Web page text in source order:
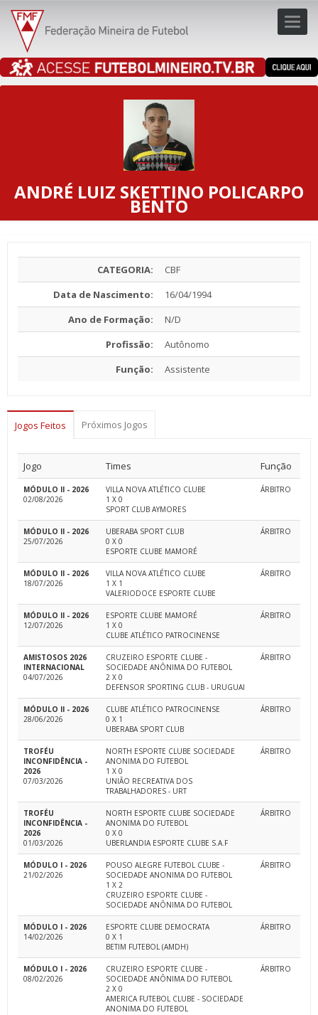
ANDRÉ LUIZ SKETTINO POLICARPO
BENTO
CATEGORIA:
CBF
Data de Nascimento:
16/04/1994
Ano de Formação:
N/D
Profissão:
Autônomo
Função:
Assistente
Jogos Feitos Próximos Jogos
Jogo Times Função
MÓDULO II - 2026
02/08/2026
VILLA NOVA ATLÉTICO CLUBE
1 X 0
SPORT CLUB AYMORES
ÁRBITRO
MÓDULO II - 2026
25/07/2026
UBERABA SPORT CLUB
0 X 0
ESPORTE CLUBE MAMORÉ
ÁRBITRO
MÓDULO II - 2026
18/07/2026
VILLA NOVA ATLÉTICO CLUBE
1 X 1
VALERIODOCE ESPORTE CLUBE
ÁRBITRO
MÓDULO II - 2026
12/07/2026
ESPORTE CLUBE MAMORÉ
1 X 0
CLUBE ATLÉTICO PATROCINENSE
ÁRBITRO
AMISTOSOS 2026
INTERNACIONAL
04/07/2026
CRUZEIRO ESPORTE CLUBE -
SOCIEDADE ANÔNIMA DO FUTEBOL
2 X 0
DEFENSOR SPORTING CLUB - URUGUAI
ÁRBITRO
MÓDULO II - 2026
28/06/2026
CLUBE ATLÉTICO PATROCINENSE
0 X 1
UBERABA SPORT CLUB
ÁRBITRO
TROFÉU
INCONFIDÊNCIA -
2026
07/03/2026
NORTH ESPORTE CLUBE SOCIEDADE
ANONIMA DO FUTEBOL
1 X 0
UNIÃO RECREATIVA DOS
TRABALHADORES - URT
ÁRBITRO
TROFÉU
INCONFIDÊNCIA -
2026
01/03/2026
NORTH ESPORTE CLUBE SOCIEDADE
ANONIMA DO FUTEBOL
0 X 0
UBERLANDIA ESPORTE CLUBE S.A.F
ÁRBITRO
MÓDULO I - 2026
21/02/2026
POUSO ALEGRE FUTEBOL CLUBE -
SOCIEDADE ANONIMA DO FUTEBOL
1 X 2
CRUZEIRO ESPORTE CLUBE -
SOCIEDADE ANÔNIMA DO FUTEBOL
ÁRBITRO
MÓDULO I - 2026
14/02/2026
ESPORTE CLUBE DEMOCRATA
0 X 1
BETIM FUTEBOL (AMDH)
ÁRBITRO
MÓDULO I - 2026
08/02/2026
CRUZEIRO ESPORTE CLUBE -
SOCIEDADE ANÔNIMA DO FUTEBOL
2 X 0
AMERICA FUTEBOL CLUBE - SOCIEDADE
ANONIMA DO FUTEBOL
ÁRBITRO